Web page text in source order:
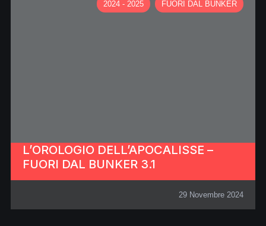
2024 - 2025 FUORI DAL BUNKER
L’OROLOGIO DELL’APOCALISSE –
FUORI DAL BUNKER 3.1
29 Novembre 2024